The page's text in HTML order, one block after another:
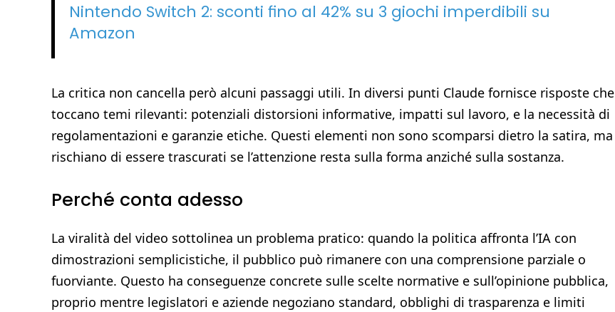
Nintendo Switch 2: sconti fino al 42% su 3 giochi imperdibili su
Amazon
La critica non cancella però alcuni passaggi utili. In diversi punti Claude fornisce risposte che
toccano temi rilevanti: potenziali distorsioni informative, impatti sul lavoro, e la necessità di
regolamentazioni e garanzie etiche. Questi elementi non sono scomparsi dietro la satira, ma
rischiano di essere trascurati se l’attenzione resta sulla forma anziché sulla sostanza.
Perché conta adesso
La viralità del video sottolinea un problema pratico: quando la politica affronta l’IA con
dimostrazioni semplicistiche, il pubblico può rimanere con una comprensione parziale o
fuorviante. Questo ha conseguenze concrete sulle scelte normative e sull’opinione pubblica,
proprio mentre legislatori e aziende negoziano standard, obblighi di trasparenza e limiti